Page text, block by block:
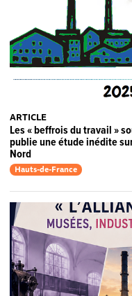
ARTICLE
Les « beffrois du travail »
publie une étude inédite
Nord
Hauts-de-France